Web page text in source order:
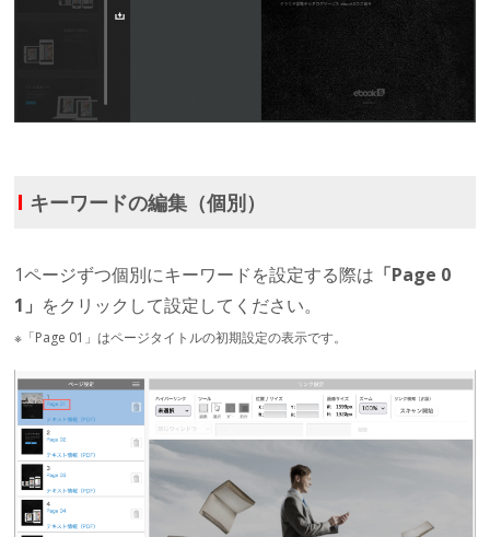
Ι キーワードの編集（個別）
1ページずつ個別にキーワードを設定する際は 「Page 0
1」 をクリックして設定してください。
※「Page 01」はページタイトルの初期設定の表示です。